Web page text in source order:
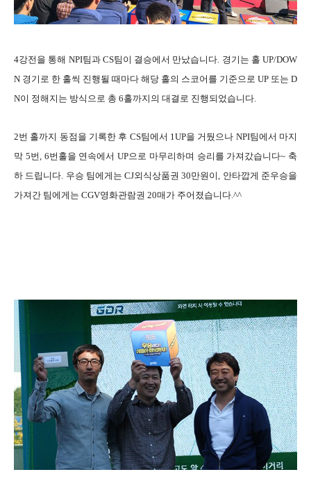
4강전을 통해 NPI팀과 CS팀이 결승에서 만났습니다. 경기는 홀 UP/DOW
N 경기로 한 홀씩 진행될 때마다 해당 홀의 스코어를 기준으로 UP 또는 D
N이 정해지는 방식으로 총 6홀까지의 대결로 진행되었습니다.
2번 홀까지 동점을 기록한 후 CS팀에서 1UP을 거뒀으나 NPI팀에서 마지
막 5번, 6번홀을 연속에서 UP으로 마무리하며 승리를 가져갔습니다~ 축
하 드립니다. 우승 팀에게는 CJ외식상품권 30만원이, 안타깝게 준우승을
가져간 팀에게는 CGV영화관람권 20매가 주어졌습니다.^^